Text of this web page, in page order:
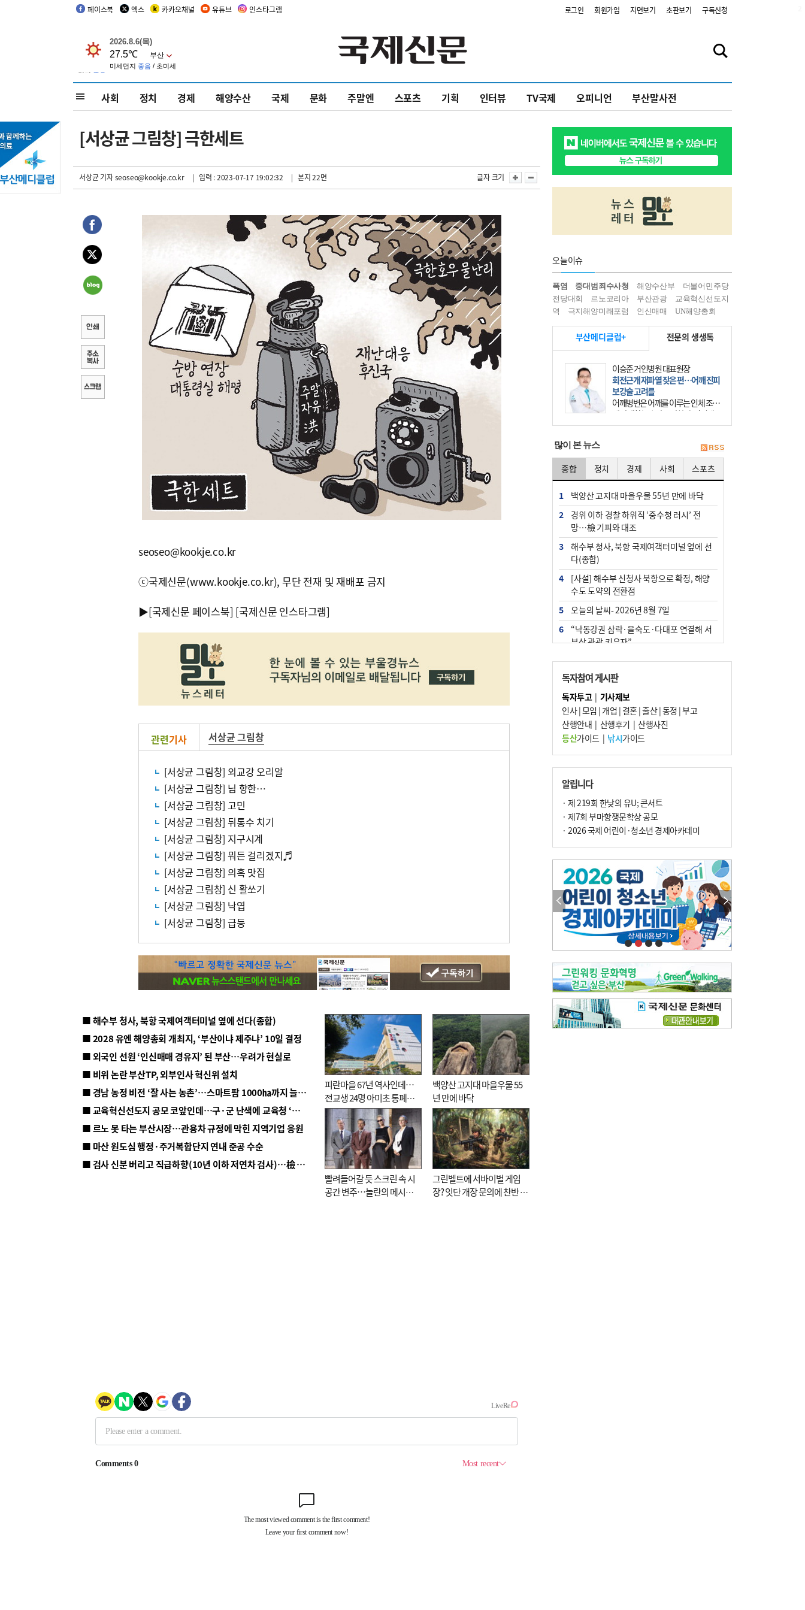
페이스북 엑스 카카오채널 유튜브 인스타그램 로그인 회원가입 지면보기 초판보기 구독신청
사회 정치 경제 해양수산 국제 문화 주말엔 스포츠 기획 인터뷰 TV국제 오피니언 부산말사전
[서상균 그림창] 극한세트
서상균 기자seoseo@kookje.co.kr | 입력 : 2023-07-17 19:02:32 | 본지 22면 글자 크기
seoseo@kookje.co.kr
ⓒ국제신문(www.kookje.co.kr), 무단 전재 및 재배포 금지
▶[국제신문 페이스북] [국제신문 인스타그램]
관련기사 서상균 그림창
[서상균 그림창] 외교강 오리알
[서상균 그림창] 님 향한…
[서상균 그림창] 고민
[서상균 그림창] 뒤통수 치기
[서상균 그림창] 지구시계
[서상균 그림창] 뭐든 걸리겠지♬
[서상균 그림창] 의혹 맛집
[서상균 그림창] 신 활쏘기
[서상균 그림창] 낙엽
[서상균 그림창] 급등
■ 해수부 청사, 북항 국제여객터미널 옆에 선다(종합)
■ 2028 유엔 해양총회 개최지, ‘부산이냐 제주냐’ 10일 결정
■ 외국인 선원 ‘인신매매 경유지’ 된 부산…우려가 현실로
■ 비위 논란 부산TP, 외부인사 혁신위 설치
■ 경남 농정 비전 ‘잘 사는 농촌’…스마트팜 1000㏊까지 늘린다
■ 교육혁신선도지 공모 코앞인데…구·군 난색에 교육청 ‘쩔쩔’
■ 르노 못 타는 부산시장…관용차 규정에 막힌 지역기업 응원
■ 마산 원도심 행정·주거복합단지 연내 준공 수순
■ 검사 신분 버리고 직급하향(10년 이하 저연차 검사)…檢 중수청행 기피
피란마을 67년 역사인데…
전교생 24명 아미초 통폐합
기로
백양산 고지대 마을우물 55
년 만에 바닥
빨려들어갈 듯 스크린 속 시
공간 변주…놀란의 메시지
그린벨트에 서바이벌 게임
장? 잇단 개장 문의에 찬반 논
오늘이슈
폭염 중대범죄수사청 해양수산부
더불어민주당
전당대회
르노코리아 부산관광
교육혁신선도지
역
극지해양미래포럼 인신매매 UN해양총회
부산메디클럽+ 전문의 생생톡
이승준 거인병원 대표원장
회전근개 재파열 잦은 편…어깨 진피
보강술 고려를
어깨병변은 어깨를 이루는 인체 조직
에 발생하는 손상을 말한다. 여기에
는 오십견과 회전근개 증후군, 어깨
많이 본 뉴스
종합 정치 경제 사회 스포츠
1
백양산 고지대 마을우물 55년 만에 바닥
2
경위 이하 경찰 하위직 ‘중수청 러시’ 전
망…檢 기피와 대조
3
해수부 청사, 북항 국제여객터미널 옆에 선
다(종합)
4
[사설] 해수부 신청사 북항으로 확정, 해양
수도 도약의 전환점
5
오늘의 날씨- 2026년 8월 7일
6
“낙동강권 삼락·을숙도·다대포 연결해 서
부산 관광 키우자”
7
부울경 주말부터 비소식…‘극한 폭염’ 한풀
꺾일 듯
8
피란마을 67년 역사인데…전교생 24명 아
미초 통폐합 기로
9
교육혁신선도지 공모 코앞인데…구·군 난
색에 교육청 ‘쩔쩔’
10 2028 유엔 해양총회 개최지, ‘부산이냐 제
주냐’ 10일 결정
독자참여 게시판
독자투고| 기사제보
인사|모임 | 개업 | 결혼|출산|동정 |부고
산행안내 | 산행후기 | 산행사진
등산가이드| 낚시가이드
알립니다
· 제 219회 한낮의 유U; 콘서트
· 제7회 부마항쟁문학상 공모
· 2026 국제 어린이·청소년 경제아카데미